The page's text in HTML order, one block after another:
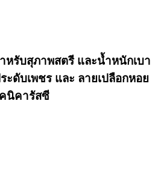
หรับสุภาพสตรี และน้ำหนักเบา
ดับเพชร และ ลายเปลือกหอย
คนิคารัสซี